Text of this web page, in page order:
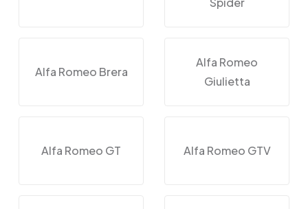
Alfa Romeo Brera
Alfa Romeo
Giulietta
Alfa Romeo GT Alfa Romeo GTV